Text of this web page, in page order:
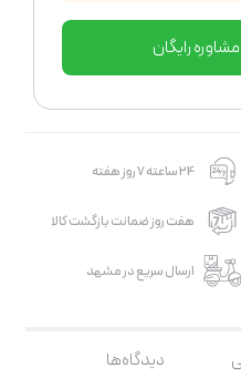
رایگان
24 ساعته 7 روز هفته
هفت روز ضمانت بازگشت کالا
ارسال سریع در مشهد
دیدگاه‌ها